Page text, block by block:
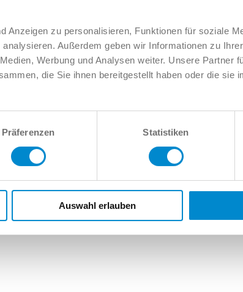
Anzeigen zu personalisieren, Funktionen für soziale
Außerdem geben wir Informationen zu
Werbung und Analysen weiter. Unsere Partner
die Sie ihnen bereitgestellt haben oder die sie
Präferenzen Statistiken
Auswahl erlauben
Audi S1 Audi S5 Audi S6